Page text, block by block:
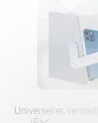
Universeller,